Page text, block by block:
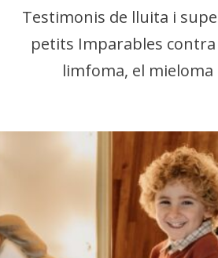
Testimonis de lluita i
petits Imparables contra
limfoma, el